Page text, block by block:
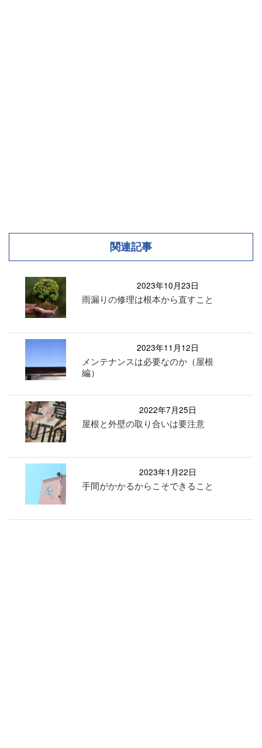
関連記事
2023年10月23日
雨漏りの修理は根本から直すこと
2023年11月12日
メンテナンスは必要なのか（屋根
編）
2022年7月25日
屋根と外壁の取り合いは要注意
2023年1月22日
手間がかかるからこそできること